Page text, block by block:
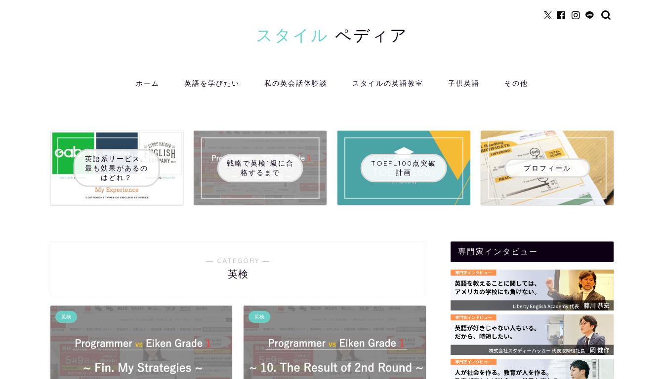
スタイル ペディア
ホーム 英語を学びたい 私の英会話体験談 スタイルの英語教室 子供英語 その他
英語系サービス、
最も効果があるの
はどれ？
戦略で英検1級に合
格するまで
TOEFL100点突破
計画
プロフィール
― CATEGORY ―
英検
英検 英検
専門家インタビュー